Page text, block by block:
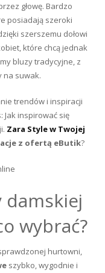
głowę. Bardzo
posiadają szeroki
szerszemu dołowi
które chcą jednak
bluzy tradycyjne, z
na suwak.
trendów i inspiracji
Jak inspirować się
Zara Style w Twojej
z ofertą eButik?
damskiej
wybrać?
hurtowni,
szybko, wygodnie i